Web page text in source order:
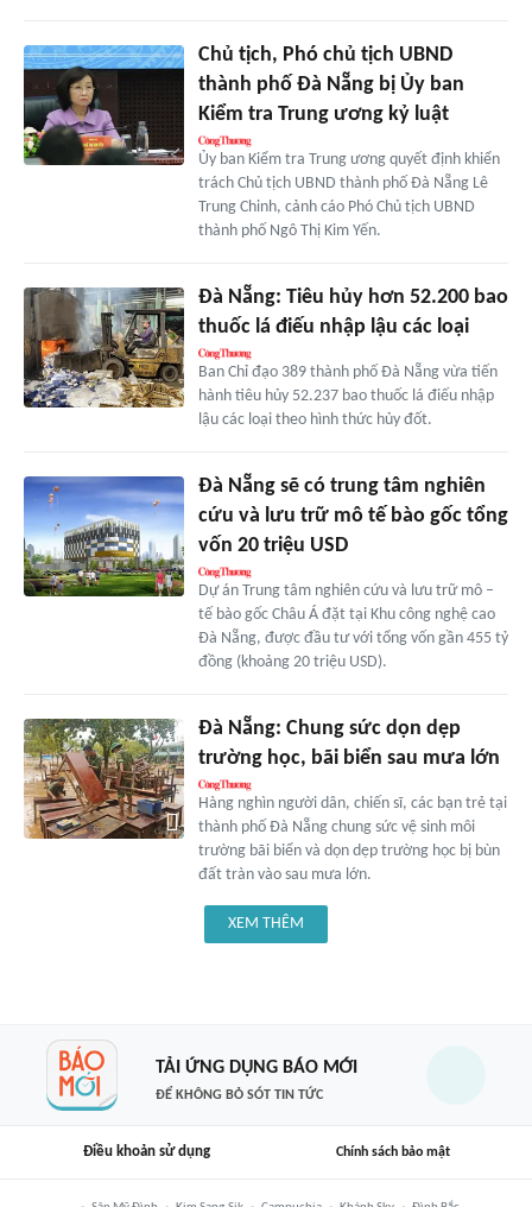
Chủ tịch, Phó chủ tịch UBND
thành phố Đà Nẵng bị Ủy ban
Kiểm tra Trung ương kỷ luật
Ủy ban Kiểm tra Trung ương quyết định khiển
trách Chủ tịch UBND thành phố Đà Nẵng Lê
Trung Chinh, cảnh cáo Phó Chủ tịch UBND
thành phố Ngô Thị Kim Yến.
Đà Nẵng: Tiêu hủy hơn 52.200 bao
thuốc lá điếu nhập lậu các loại
Ban Chỉ đạo 389 thành phố Đà Nẵng vừa tiến
hành tiêu hủy 52.237 bao thuốc lá điếu nhập
lậu các loại theo hình thức hủy đốt.
Đà Nẵng sẽ có trung tâm nghiên
cứu và lưu trữ mô tế bào gốc tổng
vốn 20 triệu USD
Dự án Trung tâm nghiên cứu và lưu trữ mô –
tế bào gốc Châu Á đặt tại Khu công nghệ cao
Đà Nẵng, được đầu tư với tổng vốn gần 455 tỷ
đồng (khoảng 20 triệu USD).
Đà Nẵng: Chung sức dọn dẹp
trường học, bãi biển sau mưa lớn
Hàng nghìn người dân, chiến sĩ, các bạn trẻ tại
thành phố Đà Nẵng chung sức vệ sinh môi
trường bãi biển và dọn dẹp trường học bị bùn
đất tràn vào sau mưa lớn.
XEM THÊM
TẢI ỨNG DỤNG BÁO MỚI
ĐỂ KHÔNG BỎ SÓT TIN TỨC
Điều khoản sử dụng Chính sách bảo mật